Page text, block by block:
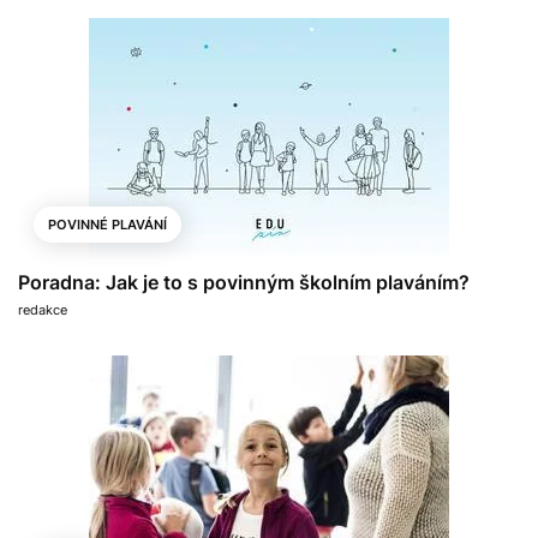
POVINNÉ PLAVÁNÍ
Poradna: Jak je to s povinným školním plaváním?
redakce